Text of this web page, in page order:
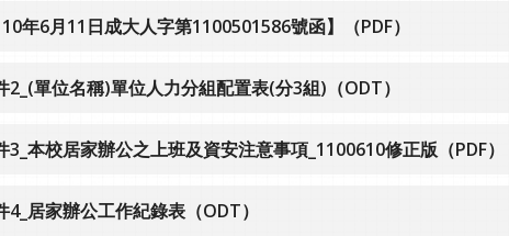
年6月11日成大人字第1100501586號函】（PDF）
開新視窗）
2_(單位名稱)單位人力分組配置表(分3組)（ODT）
開新視窗）
3_本校居家辦公之上班及資安注意事項_1100610修正版（PDF）
開新視窗）
4_居家辦公工作紀錄表（ODT）
開新視窗）